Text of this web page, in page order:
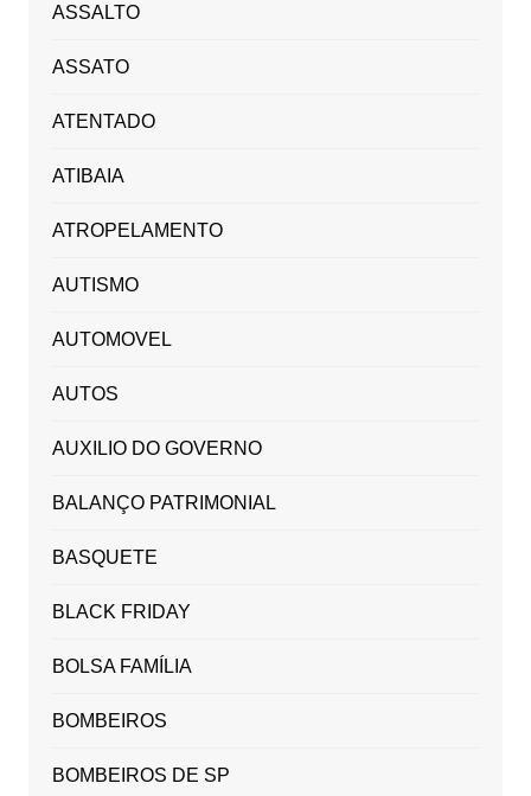
ASSALTO
ASSATO
ATENTADO
ATIBAIA
ATROPELAMENTO
AUTISMO
AUTOMOVEL
AUTOS
AUXILIO DO GOVERNO
BALANÇO PATRIMONIAL
BASQUETE
BLACK FRIDAY
BOLSA FAMÍLIA
BOMBEIROS
BOMBEIROS DE SP